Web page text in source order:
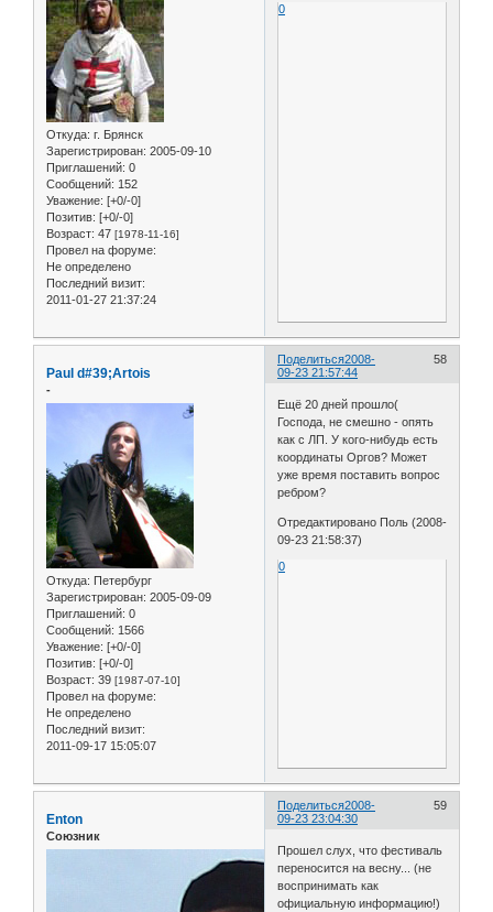
Откуда: г. Брянск
Зарегистрирован: 2005-09-10
Приглашений: 0
Сообщений: 152
Уважение: [+0/-0]
Позитив: [+0/-0]
Возраст: 47 [1978-11-16]
Провел на форуме:
Не определено
Последний визит:
2011-01-27 21:37:24
0
Поделиться 58
2008-
09-23 21:57:44
Paul d#39;Artois
-
Откуда: Петербург
Зарегистрирован: 2005-09-09
Приглашений: 0
Сообщений: 1566
Уважение: [+0/-0]
Позитив: [+0/-0]
Возраст: 39 [1987-07-10]
Провел на форуме:
Не определено
Последний визит:
2011-09-17 15:05:07
Ещё 20 дней прошло(
Господа, не смешно - опять
как с ЛП. У кого-нибудь есть
координаты Оргов? Может
уже время поставить вопрос
ребром?
Отредактировано Поль (2008-
09-23 21:58:37)
0
Поделиться 59
2008-
09-23 23:04:30
Enton
Союзник
Прошел слух, что фестиваль
переносится на весну... (не
воспринимать как
официальную информацию!)